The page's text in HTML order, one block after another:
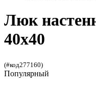
Люк
40x40
(#код277160)
Популярный